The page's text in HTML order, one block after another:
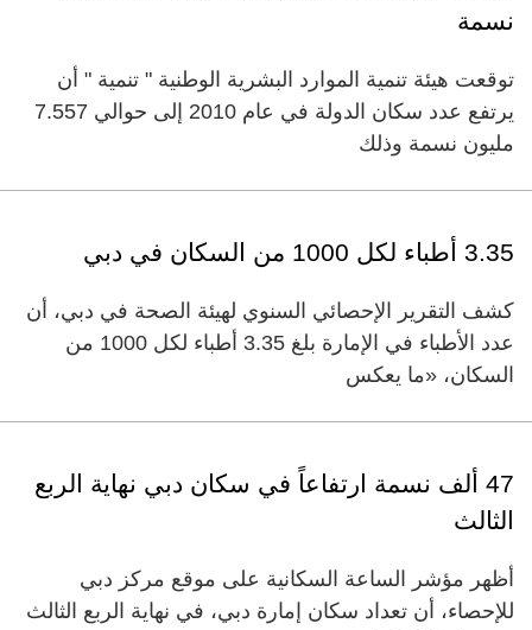
نسمة
توقعت هيئة تنمية الموارد البشرية الوطنية " تنمية " أن
يرتفع عدد سكان الدولة في عام 2010 إلى حوالي 7.557
مليون نسمة وذلك
3.35 أطباء لكل 1000 من السكان في دبي
كشف التقرير الإحصائي السنوي لهيئة الصحة في دبي، أن
عدد الأطباء في الإمارة بلغ 3.35 أطباء لكل 1000 من
السكان، «ما يعكس
47 ألف نسمة ارتفاعاً في سكان دبي نهاية الربع
الثالث
أظهر مؤشر الساعة السكانية على موقع مركز دبي
للإحصاء، أن تعداد سكان إمارة دبي، في نهاية الربع الثالث